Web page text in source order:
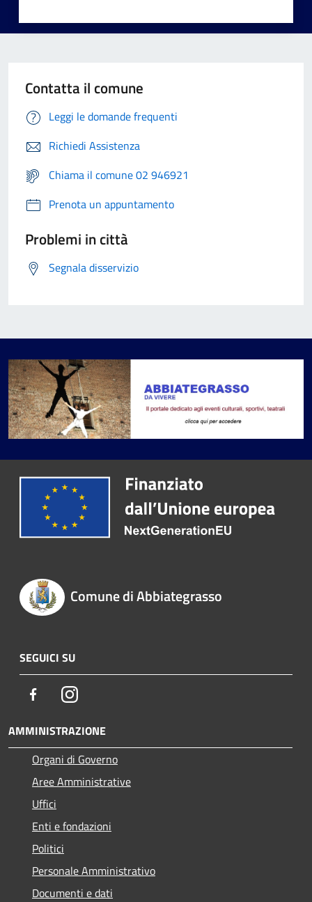
Contatta il comune
Leggi le domande frequenti
Richiedi Assistenza
Chiama il comune 02 946921
Prenota un appuntamento
Problemi in città
Segnala disservizio
Comune di Abbiategrasso
SEGUICI SU
FacebookInstagram
AMMINISTRAZIONE
Organi di Governo
Aree Amministrative
Uffici
Enti e fondazioni
Politici
Personale Amministrativo
Documenti e dati